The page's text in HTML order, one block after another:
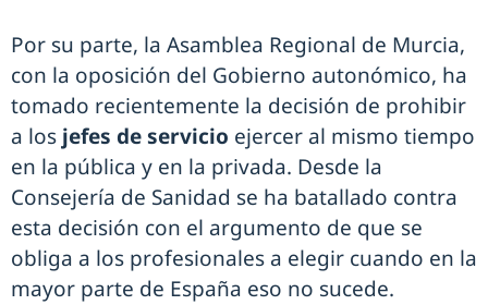
Por su parte, la Asamblea Regional de Murcia,
con la oposición del Gobierno autonómico, ha
tomado recientemente la decisión de prohibir
a los jefes de servicio ejercer al mismo tiempo
en la pública y en la privada. Desde la
Consejería de Sanidad se ha batallado contra
esta decisión con el argumento de que se
obliga a los profesionales a elegir cuando en la
mayor parte de España eso no sucede.